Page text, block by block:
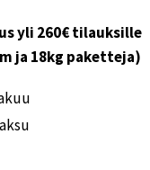
yli 260€ tilauksille
ja 18kg paketteja)